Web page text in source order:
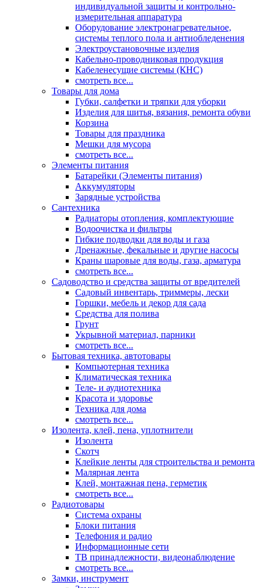
индивидуальной защиты и контрольно-
измерительная аппаратура
Оборудование электронагревательное,
системы теплого пола и антиобледенения
Электроустановочные изделия
Кабельно-проводниковая продукция
Кабеленесущие системы (КНС)
смотреть все...
Товары для дома
Губки, салфетки и тряпки для уборки
Изделия для шитья, вязания, ремонта обуви
Корзина
Товары для праздника
Мешки для мусора
смотреть все...
Элементы питания
Батарейки (Элементы питания)
Аккумуляторы
Зарядные устройства
Сантехника
Радиаторы отопления, комплектующие
Водоочистка и фильтры
Гибкие подводки для воды и газа
Дренажные, фекальные и другие насосы
Краны шаровые для воды, газа, арматура
смотреть все...
Садоводство и средства защиты от вредителей
Садовый инвентарь, триммеры, лески
Горшки, мебель и декор для сада
Средства для полива
Грунт
Укрывной материал, парники
смотреть все...
Бытовая техника, автотовары
Компьютерная техника
Климатическая техника
Теле- и аудиотехника
Красота и здоровье
Техника для дома
смотреть все...
Изолента, клей, пена, уплотнители
Изолента
Скотч
Клейкие ленты для строительства и ремонта
Малярная лента
Клей, монтажная пена, герметик
смотреть все...
Радиотовары
Система охраны
Блоки питания
Телефония и радио
Информационные сети
ТВ принадлежности, видеонаблюдение
смотреть все...
Замки, инструмент